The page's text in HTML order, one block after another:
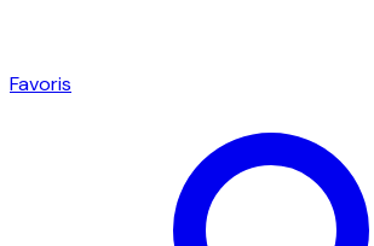
Favoris